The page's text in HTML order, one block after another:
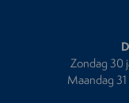
Zondag 30
Maandag